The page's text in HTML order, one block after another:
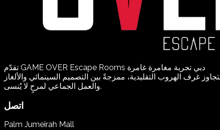
تقدّم GAME OVER Escape Rooms دبي تجربة مغامرة غامرة
غرف الهروب التقليدية، ممزجةً بين التصميم السينمائي والألغاز
والعمل الجماعي لمرحٍ لا يُنسى.
اتصل
Palm Jumeirah Mall